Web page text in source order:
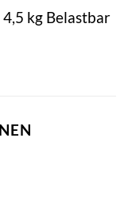
kg Belastbar